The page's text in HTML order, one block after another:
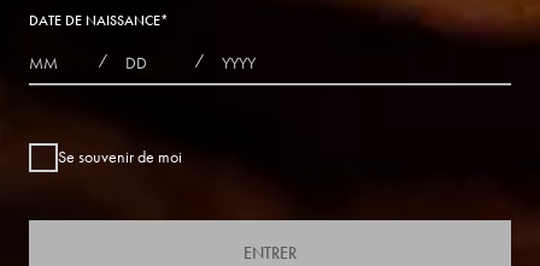
DATE DE NAISSANCE*
MONTHS
/ DAYS / YEAR
Se souvenir de moi
ENTRER